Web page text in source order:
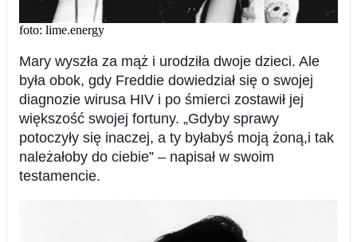
foto: lime.energy
Mary wyszła za mąż i urodziła dwoje dzieci. Ale
była obok, gdy Freddie dowiedział się o swojej
diagnozie wirusa HIV i po śmierci zostawił jej
większość swojej fortuny. „Gdyby sprawy
potoczyły się inaczej, a ty byłabyś moją żoną,i tak
należałoby do ciebie” – napisał w swoim
testamencie.